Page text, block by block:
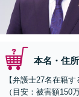
本名・住
【弁護士27名在籍
（目安：被害額150